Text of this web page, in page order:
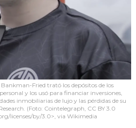
Bankman-Fried trató los depósitos de los
y los usó para financiar inversiones,
inmobiliarias de lujo y las pérdidas de su
(Foto: Cointelegraph, CC BY 3.0
licenses/by/3.0>, via Wikimedia